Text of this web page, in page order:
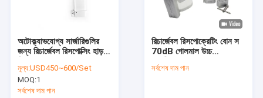
অটোক্ল্যাভযোগ্য সার্জারিগুলির
জন্য রিচার্জেবল রিসপোক্সিং হাড়
60HZ ইনপুট ভোল্টেজ
মূল্য:USD450~600/Set
MOQ:1
সর্বশেষ দাম পান
রিচার্জেবল রিসপোক্রেটিং বোন স
70dB গোলমাল উচ্চ
স্টার্নাম স হিসাবে ব্যবহার করা
সর্বশেষ দাম পান